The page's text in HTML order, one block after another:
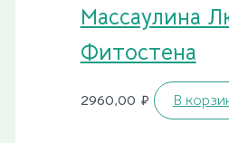
Массаулина
Фитостена
2960,00 ₽ В